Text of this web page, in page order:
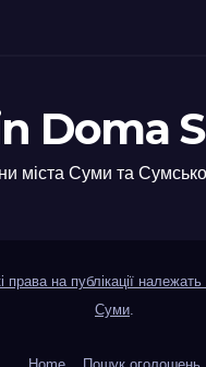
Doma
міста Суми та
права на публікації
Суми.